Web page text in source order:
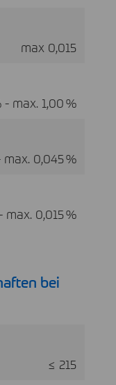
max 0,015
- max. 1,00 %
0,045 %
max. 0,015 %
bei
≤ 215